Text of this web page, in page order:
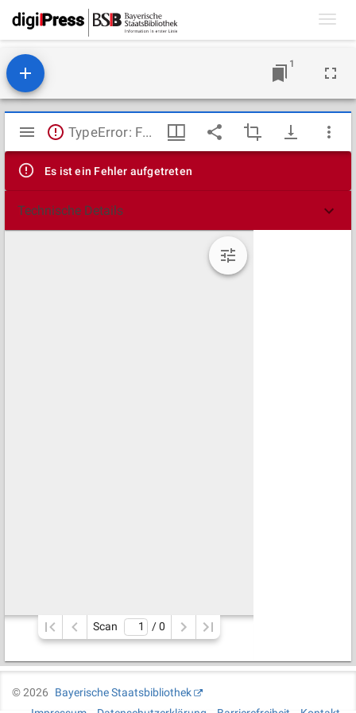
1
Mirador
Viewer
TypeError: Failed to fetch
Es ist ein Fehler aufgetreten
Technische Details
Scan / 0
©2026
Bayerische Staatsbibliothek